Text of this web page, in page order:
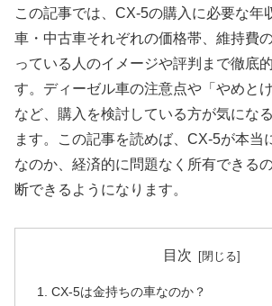
この記事では、CX-5の購入に必要な年
車・中古車それぞれの価格帯、維持費
っている人のイメージや評判まで徹底
す。ディーゼル車の注意点や「やめと
など、購入を検討している方が気にな
ます。この記事を読めば、CX-5が本当
なのか、経済的に問題なく所有できる
断できるようになります。
目次
CX-5は金持ちの車なのか？